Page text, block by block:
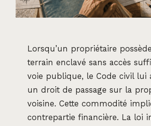
Lorsqu’un propriétaire
terrain enclavé sans accès
voie publique, le Code civil lui
un droit de passage sur la
voisine. Cette commodité
contrepartie financière. La loi